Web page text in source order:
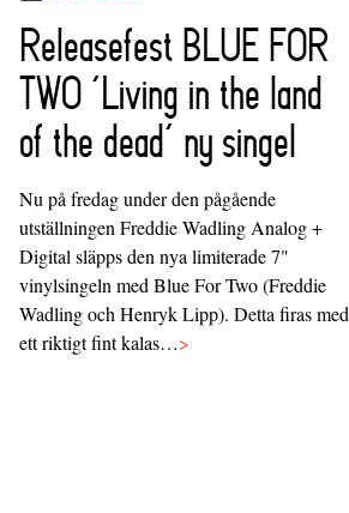
Releasefest BLUE FOR
TWO ‘Living in the land
of the dead’ ny singel
Nu på fredag under den pågående
utställningen Freddie Wadling Analog +
Digital släpps den nya limiterade 7"
vinylsingeln med Blue For Two (Freddie
Wadling och Henryk Lipp). Detta firas med
ett riktigt fint kalas…>